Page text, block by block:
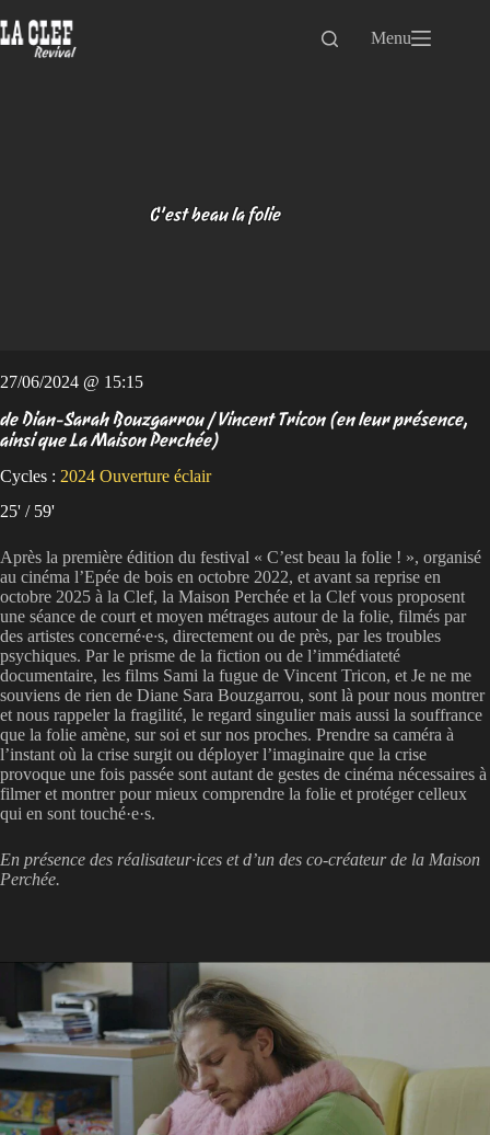
au
contenu
Menu
C’est beau la folie
27/06/2024 @ 15:15
de Dian-Sarah Bouzgarrou / Vincent Tricon (en leur présence,
ainsi que La Maison Perchée)
Cycles : 2024 Ouverture éclair
25' / 59'
Après la première édition du festival « C’est beau la folie ! », organisé
au cinéma l’Epée de bois en octobre 2022, et avant sa reprise en
octobre 2025 à la Clef, la Maison Perchée et la Clef vous proposent
une séance de court et moyen métrages autour de la folie, filmés par
des artistes concerné·e·s, directement ou de près, par les troubles
psychiques. Par le prisme de la fiction ou de l’immédiateté
documentaire, les films Sami la fugue de Vincent Tricon, et Je ne me
souviens de rien de Diane Sara Bouzgarrou, sont là pour nous montrer
et nous rappeler la fragilité, le regard singulier mais aussi la souffrance
que la folie amène, sur soi et sur nos proches. Prendre sa caméra à
l’instant où la crise surgit ou déployer l’imaginaire que la crise
provoque une fois passée sont autant de gestes de cinéma nécessaires à
filmer et montrer pour mieux comprendre la folie et protéger celleux
qui en sont touché·e·s.
En présence des réalisateur·ices et d’un des co-créateur de la Maison
Perchée.